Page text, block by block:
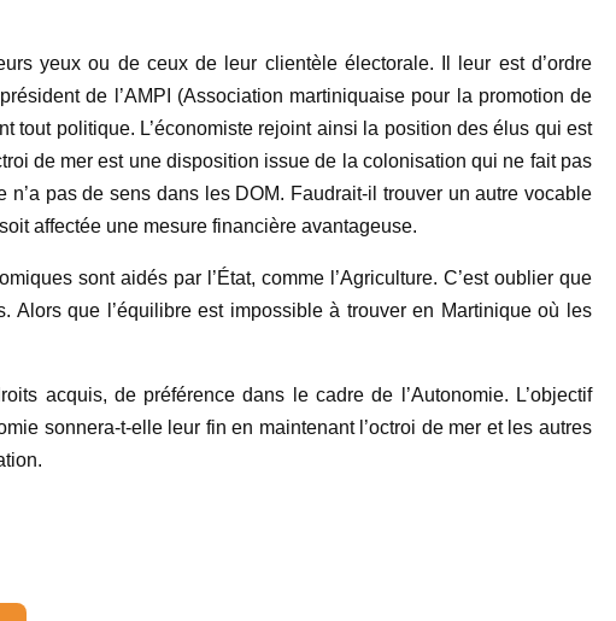
yeux ou de ceux de leur clientèle électorale. Il leur est d’ordre
de l’AMPI (Association martiniquaise pour la promotion de
tout politique. L’économiste rejoint ainsi la position des élus qui est
de mer est une disposition issue de la colonisation qui ne fait pas
pas de sens dans les DOM. Faudrait-il trouver un autre vocable
affectée une mesure financière avantageuse.
sont aidés par l’État, comme l’Agriculture. C’est oublier que
que l’équilibre est impossible à trouver en Martinique où les
acquis, de préférence dans le cadre de l’Autonomie. L’objectif
sonnera-t-elle leur fin en maintenant l’octroi de mer et les autres